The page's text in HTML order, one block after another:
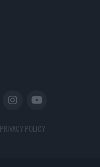
PRIVACY POLICY